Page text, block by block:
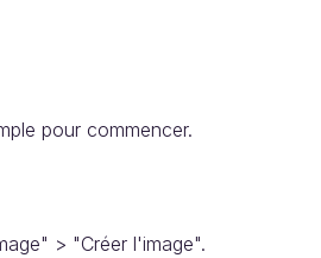
pour commencer.
> "Créer l'image".